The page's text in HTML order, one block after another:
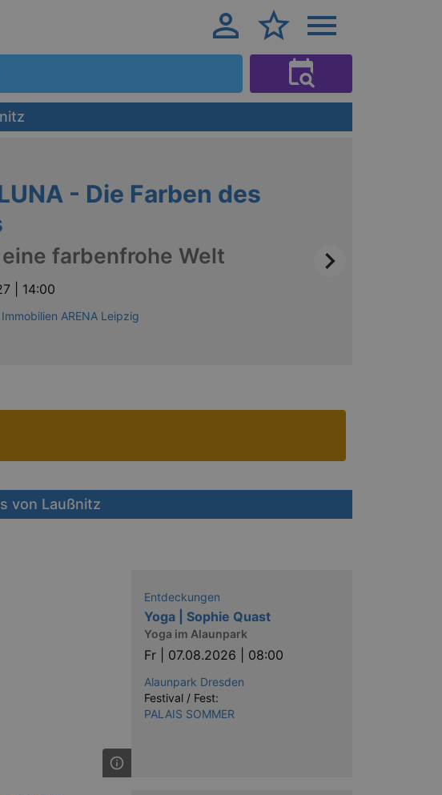
- Die Farben des
eine farbenfrohe Welt
| 14:00
Immobilien ARENA Leipzig
von Laußnitz
Entdeckungen
Yoga | Sophie Quast
Yoga im Alaunpark
Fr | 07.08.2026 | 08:00
Alaunpark Dresden
Festival / Fest:
PALAIS SOMMER